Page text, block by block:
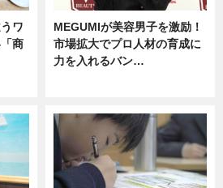
ワ
商
MEGUMIが美容男子を激励！
市場拡大でプロ人材の育成に
力を入れるバン…